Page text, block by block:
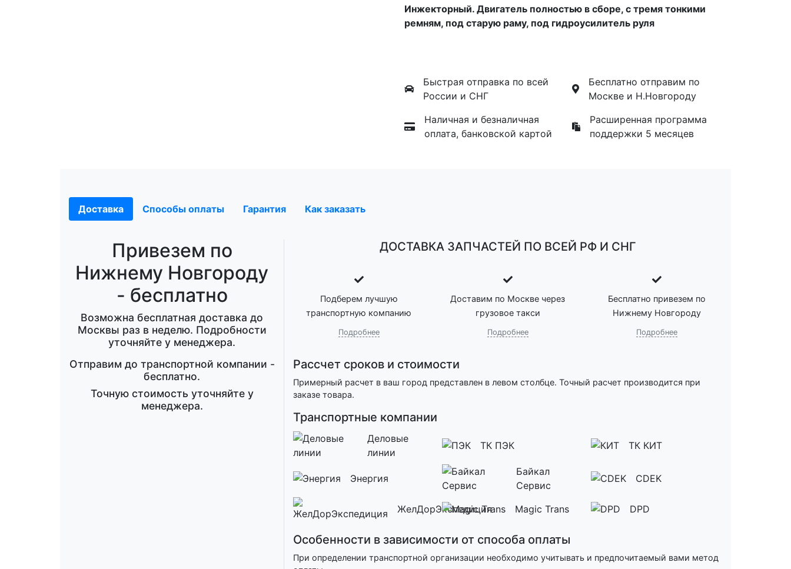
Инжекторный. Двигатель полностью в сборе, с тремя тонкими
ремням, под старую раму, под гидроусилитель руля
Быстрая отправка по всей
России и СНГ
Бесплатно отправим по
Москве и Н.Новгороду
Наличная и безналичная
оплата, банковской картой
Расширенная программа
поддержки 5 месяцев
Доставка Способы оплаты Гарантия Как заказать
Привезем по
Нижнему Новгороду
- бесплатно
Возможна бесплатная доставка до
Москвы раз в неделю. Подробности
уточняйте у менеджера.
Отправим до транспортной компании -
бесплатно.
Точную стоимость уточняйте у
менеджера.
ДОСТАВКА ЗАПЧАСТЕЙ ПО ВСЕЙ РФ И СНГ
Подберем лучшую
транспортную компанию
Подробнее
Доставим по Москве через
грузовое такси
Подробнее
Бесплатно привезем по
Нижнему Новгороду
Подробнее
Рассчет сроков и стоимости
Примерный расчет в ваш город представлен в левом столбце. Точный расчет производится при
заказе товара.
Транспортные компании
Деловые
линии
ТК ПЭК ТК КИТ
Энергия
Байкал
Сервис
CDEK
ЖелДорЭкспедиция Magic Trans DPD
Особенности в зависимости от способа оплаты
При определении транспортной организации необходимо учитывать и предпочитаемый вами метод